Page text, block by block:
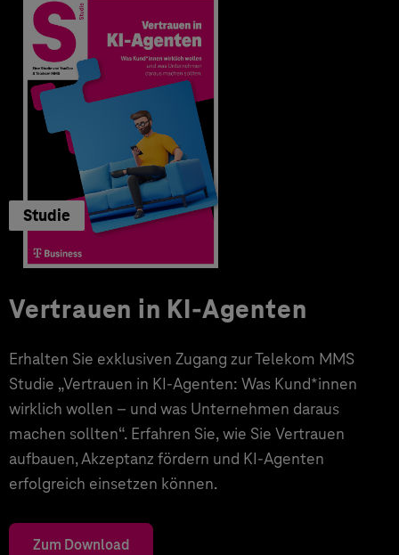
Studie
Vertrauen in KI-Agenten
Erhalten Sie exklusiven Zugang zur Telekom MMS
Studie „Vertrauen in KI-Agenten: Was Kund*innen
wirklich wollen – und was Unternehmen daraus
machen sollten“. Erfahren Sie, wie Sie Vertrauen
aufbauen, Akzeptanz fördern und KI-Agenten
erfolgreich einsetzen können.
Zum Download